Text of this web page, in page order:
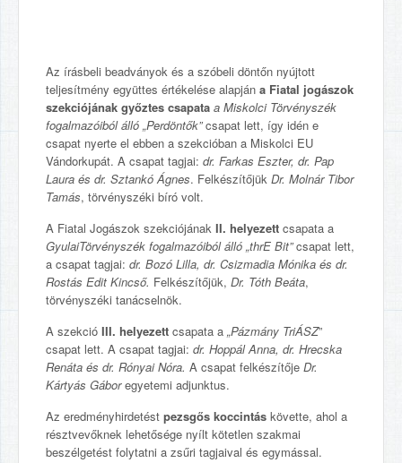
Az írásbeli beadványok és a szóbeli döntőn nyújtott
teljesítmény együttes értékelése alapján a Fiatal jogászok
szekciójának győztes csapata a Miskolci Törvényszék
fogalmazóiból álló „Perdöntők”csapat lett, így idén e
csapat nyerte el ebben a szekcióban a Miskolci EU
Vándorkupát. A csapat tagjai: dr. Farkas Eszter, dr. Pap
Laura és dr. Sztankó Ágnes. Felkészítőjük Dr. Molnár Tibor
Tamás, törvényszéki bíró volt.
A Fiatal Jogászok szekciójának II. helyezett csapata a
GyulaiTörvényszék fogalmazóiból álló „thrE Bit”csapat lett,
a csapat tagjai: dr. Bozó Lilla, dr. Csizmadia Mónika és dr.
Rostás Edit Kincső. Felkészítőjük, Dr. Tóth Beáta,
törvényszéki tanácselnök.
A szekció III. helyezett csapata a „Pázmány TriÁSZ”
csapat lett. A csapat tagjai: dr. Hoppál Anna, dr. Hrecska
Renáta és dr. Rónyai Nóra. A csapat felkészítője Dr.
Kártyás Gáboregyetemi adjunktus.
Az eredményhirdetést pezsgős koccintás követte, ahol a
résztvevőknek lehetősége nyílt kötetlen szakmai
beszélgetést folytatni a zsűri tagjaival és egymással.